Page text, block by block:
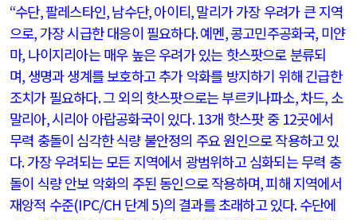
“수단,팔레스타인,남수단,아이티,말리가 가장 우려가 큰 지역
으로,가장 시급한 대응이 필요하다.예멘,콩고민주공화국, 미얀
마, 나이지리아는 매우 높은 우려가 있는 핫스팟으로 분류되
며, 생명과 생계를 보호하고 추가 악화를 방지하기 위해 긴급한
조치가 필요하다.그 외의 핫스팟으로는 부르키나파소,차드, 소
말리아,시리아 아랍공화국이 있다. 13개 핫스팟 중 12곳에서
무력 충돌이 심각한 식량 불안정의 주요 원인으로 작용하고 있
다.가장 우려되는 모든 지역에서 광범위하고 심화되는 무력 충
돌이 식량 안보 악화의 주된 동인으로 작용하며,피해 지역에서
재앙적 수준(IPC/CH 단계 5)의 결과를 초래하고 있다.수단에